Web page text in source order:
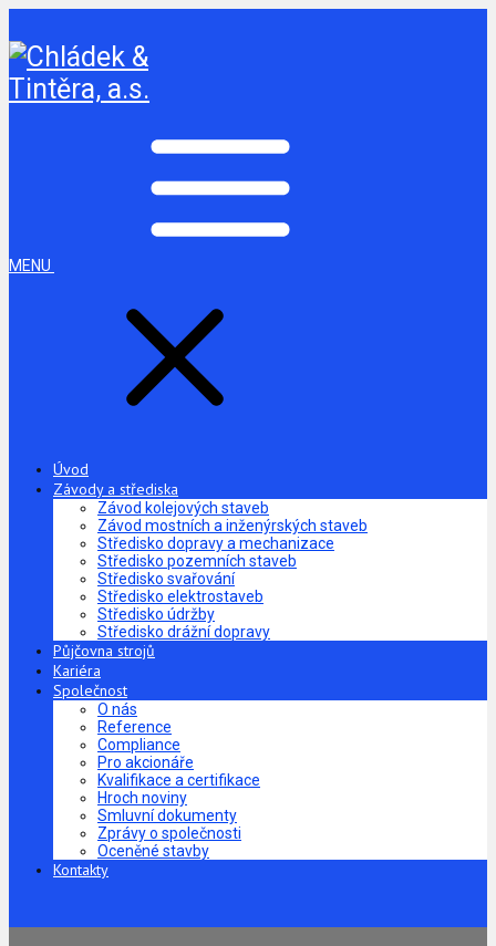
MENU
Úvod
Závody a střediska
Závod kolejových staveb
Závod mostních a inženýrských staveb
Středisko dopravy a mechanizace
Středisko pozemních staveb
Středisko svařování
Středisko elektrostaveb
Středisko údržby
Středisko drážní dopravy
Půjčovna strojů
Kariéra
Společnost
O nás
Reference
Compliance
Pro akcionáře
Kvalifikace a certifikace
Hroch noviny
Smluvní dokumenty
Zprávy o společnosti
Oceněné stavby
Kontakty